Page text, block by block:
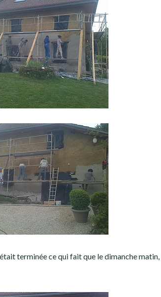
terminée ce qui fait que le dimanche matin,